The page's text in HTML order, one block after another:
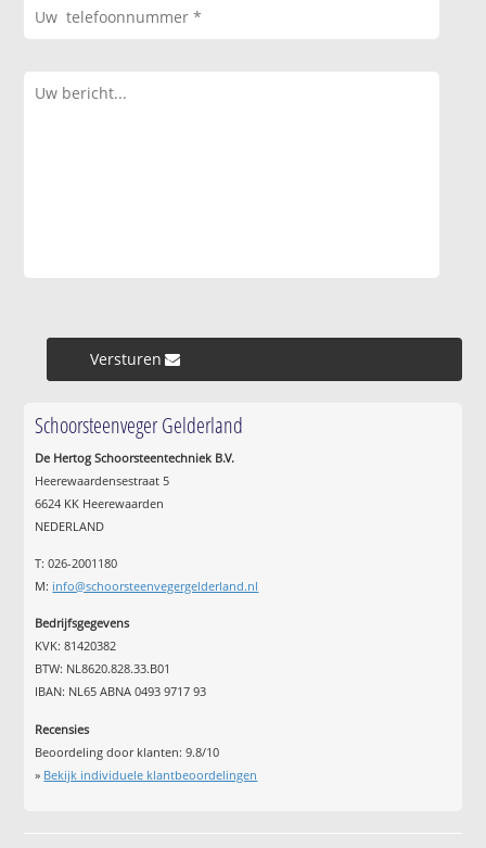
Versturen »
Schoorsteenveger Gelderland
De Hertog Schoorsteentechniek B.V.
Heerewaardensestraat 5
6624 KK Heerewaarden
NEDERLAND
T: 026-2001180
M: info@schoorsteenvegergelderland.nl
Bedrijfsgegevens
KVK: 81420382
BTW: NL8620.828.33.B01
IBAN: NL65 ABNA 0493 9717 93
Recensies
Beoordeling door klanten:9.8/10
» Bekijk individuele klantbeoordelingen